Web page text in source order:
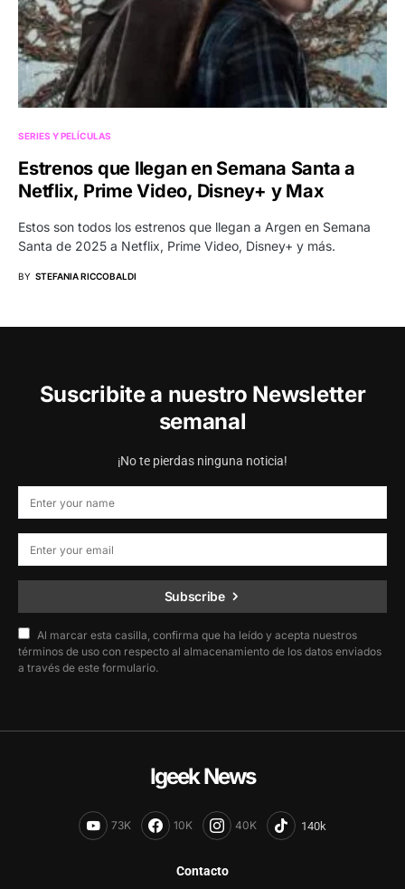
SERIES Y PELÍCULAS
Estrenos que llegan en Semana Santa a
Netflix, Prime Video, Disney+ y Max
Estos son todos los estrenos que llegan a Argen en Semana
Santa de 2025 a Netflix, Prime Video, Disney+ y más.
BY STEFANIA RICCOBALDI
Suscribite a nuestro Newsletter
semanal
¡No te pierdas ninguna noticia!
Subscribe
Al marcar esta casilla, confirma que ha leído y acepta nuestros
términos de uso con respecto al almacenamiento de los datos enviados
a través de este formulario.
Igeek News
73K 10K 40K
Contacto